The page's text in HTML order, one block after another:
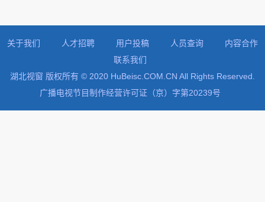
关于我们 人才招聘 用户投稿 人员查询
内容合作
联系我们
湖北视窗 版权所有 © 2020 HuBeisc.COM.CN All Rights Reserved.
广播电视节目制作经营许可证（京）字第20239号